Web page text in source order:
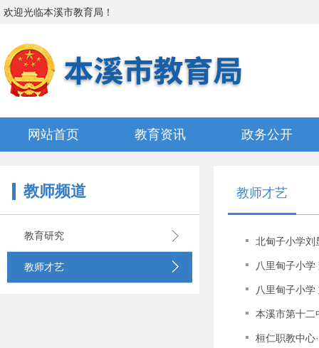
欢迎光临本溪市教育局 ！
网站首页 教育资讯 政务公开
教师频道
教育研究
教师才艺
教师才艺
北甸子小学刘
八里甸子小
八里甸子小
本溪市第十二
桓仁职教中心